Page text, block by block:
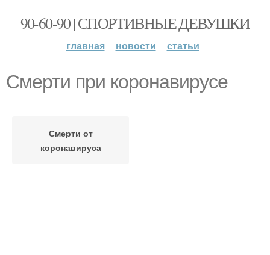
90-60-90 | СПОРТИВНЫЕ ДЕВУШКИ
главная новости статьи
Смерти при коронавирусе
Смерти от
коронавируса